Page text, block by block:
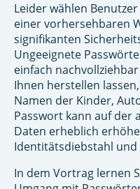
Leider wählen
einer vorhersehbaren
signifikanten
Ungeeignete
einfach
Ihnen herstellen
Namen der Kinder,
Passwort kann auf der
Daten erheblich
Identitätsdiebstahl und
In dem Vortrag lernen